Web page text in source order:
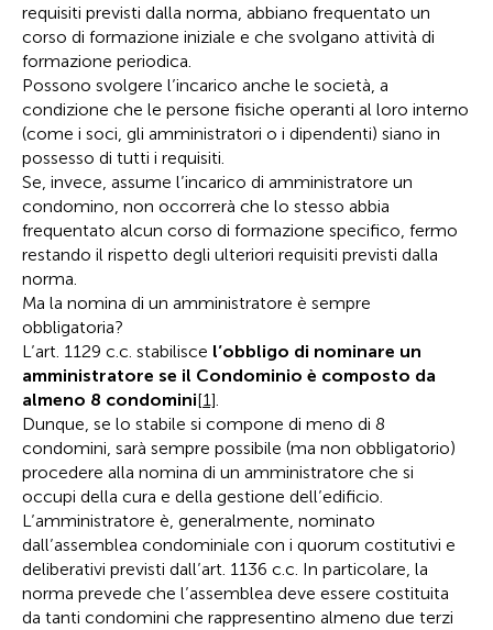
requisiti previsti dalla norma, abbiano frequentato un
corso di formazione iniziale e che svolgano attività di
formazione periodica.
Possono svolgere l’incarico anche le società, a
condizione che le persone fisiche operanti al loro interno
(come i soci, gli amministratori o i dipendenti) siano in
possesso di tutti i requisiti.
Se, invece, assume l’incarico di amministratore un
condomino, non occorrerà che lo stesso abbia
frequentato alcun corso di formazione specifico, fermo
restando il rispetto degli ulteriori requisiti previsti dalla
norma.
Ma la nomina di un amministratore è sempre
obbligatoria?
L’art. 1129 c.c. stabilisce l’obbligo di nominare un
amministratore se il Condominio è composto da
almeno 8 condomini[1].
Dunque, se lo stabile si compone di meno di 8
condomini, sarà sempre possibile (ma non obbligatorio)
procedere alla nomina di un amministratore che si
occupi della cura e della gestione dell’edificio.
L’amministratore è, generalmente, nominato
dall’assemblea condominiale con i quorum costitutivi e
deliberativi previsti dall’art. 1136 c.c. In particolare, la
norma prevede che l’assemblea deve essere costituita
da tanti condomini che rappresentino almeno due terzi